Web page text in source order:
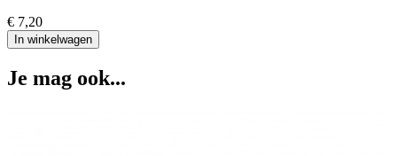
€ 7,20
In winkelwagen
Je mag ook...